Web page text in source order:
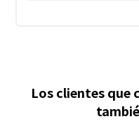
Los clientes que